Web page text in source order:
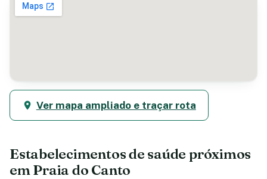
Ver mapa ampliado e traçar rota
Estabelecimentos de saúde próximos
em Praia do Canto